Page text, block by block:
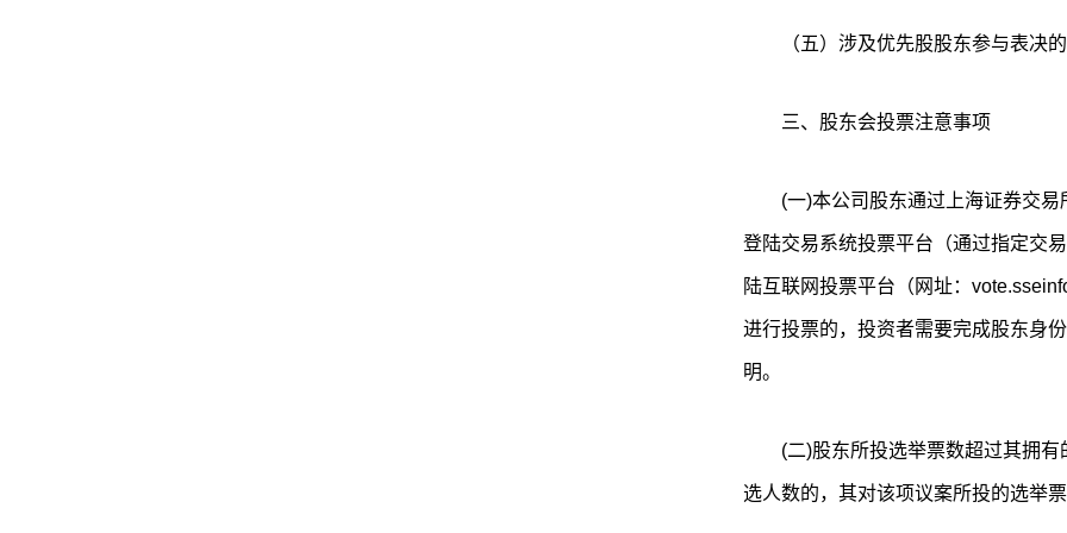
（五）涉及优先股股东参与表决
三、股东会投票注意事项
(一)本公司股东通过上海证券交
登陆交易系统投票平台（通过指定交
陆互联网投票平台（网址：
进行投票的，投资者需要完成股东身
明。
(二)股东所投选举票数超过其拥
选人数的，其对该项议案所投的选举